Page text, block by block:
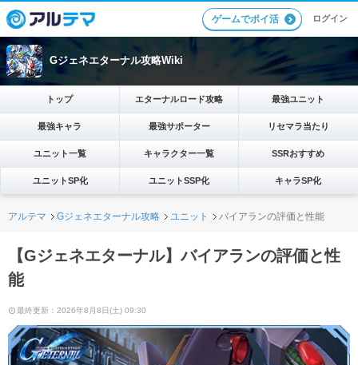
ゲームでポイ活 ログイン
Gジェネエターナル攻略Wiki
トップ エターナルロード攻略 最強ユニット
最強キャラ 最強サポーター リセマラ当たり
ユニット一覧 キャラクター一覧 SSRおすすめ
ユニットSP化 ユニットSSP化 キャラSP化
アルテマ Gジェネエターナル攻略 ユニット バイアランの評価と性能
【Gジェネエターナル】バイアランの評価と性
能
最終更新：2026年8月8日(土) 09:30